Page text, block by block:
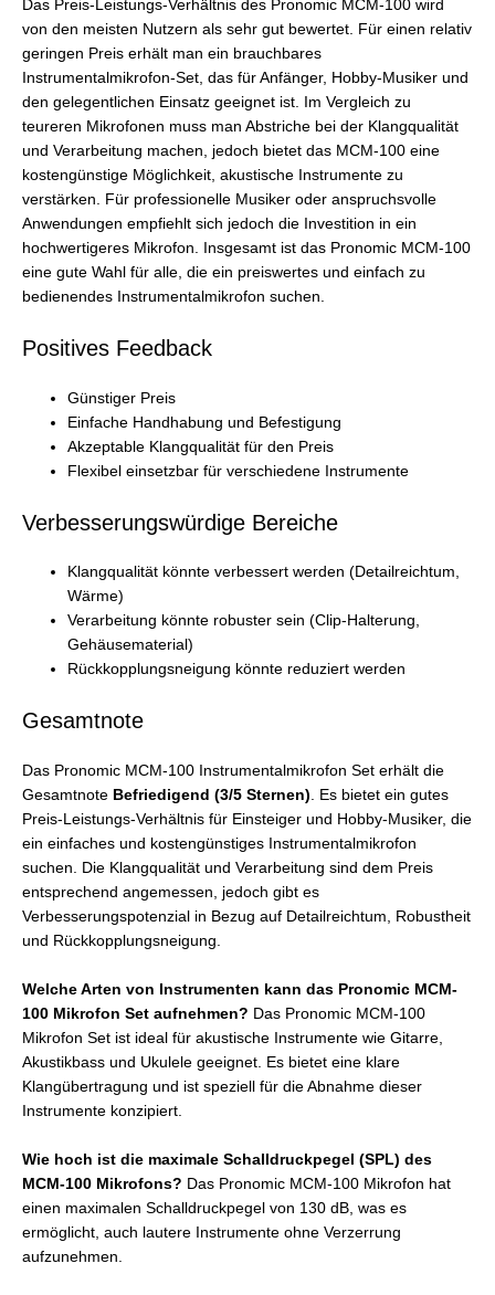
Das Preis-Leistungs-Verhältnis des Pronomic MCM-100 wird
von den meisten Nutzern als sehr gut bewertet. Für einen relativ
geringen Preis erhält man ein brauchbares
Instrumentalmikrofon-Set, das für Anfänger, Hobby-Musiker und
den gelegentlichen Einsatz geeignet ist. Im Vergleich zu
teureren Mikrofonen muss man Abstriche bei der Klangqualität
und Verarbeitung machen, jedoch bietet das MCM-100 eine
kostengünstige Möglichkeit, akustische Instrumente zu
verstärken. Für professionelle Musiker oder anspruchsvolle
Anwendungen empfiehlt sich jedoch die Investition in ein
hochwertigeres Mikrofon. Insgesamt ist das Pronomic MCM-100
eine gute Wahl für alle, die ein preiswertes und einfach zu
bedienendes Instrumentalmikrofon suchen.
Positives Feedback
Günstiger Preis
Einfache Handhabung und Befestigung
Akzeptable Klangqualität für den Preis
Flexibel einsetzbar für verschiedene Instrumente
Verbesserungswürdige Bereiche
Klangqualität könnte verbessert werden (Detailreichtum,
Wärme)
Verarbeitung könnte robuster sein (Clip-Halterung,
Gehäusematerial)
Rückkopplungsneigung könnte reduziert werden
Gesamtnote
Das Pronomic MCM-100 Instrumentalmikrofon Set erhält die
Gesamtnote Befriedigend (3/5 Sternen). Es bietet ein gutes
Preis-Leistungs-Verhältnis für Einsteiger und Hobby-Musiker, die
ein einfaches und kostengünstiges Instrumentalmikrofon
suchen. Die Klangqualität und Verarbeitung sind dem Preis
entsprechend angemessen, jedoch gibt es
Verbesserungspotenzial in Bezug auf Detailreichtum, Robustheit
und Rückkopplungsneigung.
Welche Arten von Instrumenten kann das Pronomic MCM-
100 Mikrofon Set aufnehmen? Das Pronomic MCM-100
Mikrofon Set ist ideal für akustische Instrumente wie Gitarre,
Akustikbass und Ukulele geeignet. Es bietet eine klare
Klangübertragung und ist speziell für die Abnahme dieser
Instrumente konzipiert.
Wie hoch ist die maximale Schalldruckpegel (SPL) des
MCM-100 Mikrofons? Das Pronomic MCM-100 Mikrofon hat
einen maximalen Schalldruckpegel von 130 dB, was es
ermöglicht, auch lautere Instrumente ohne Verzerrung
aufzunehmen.